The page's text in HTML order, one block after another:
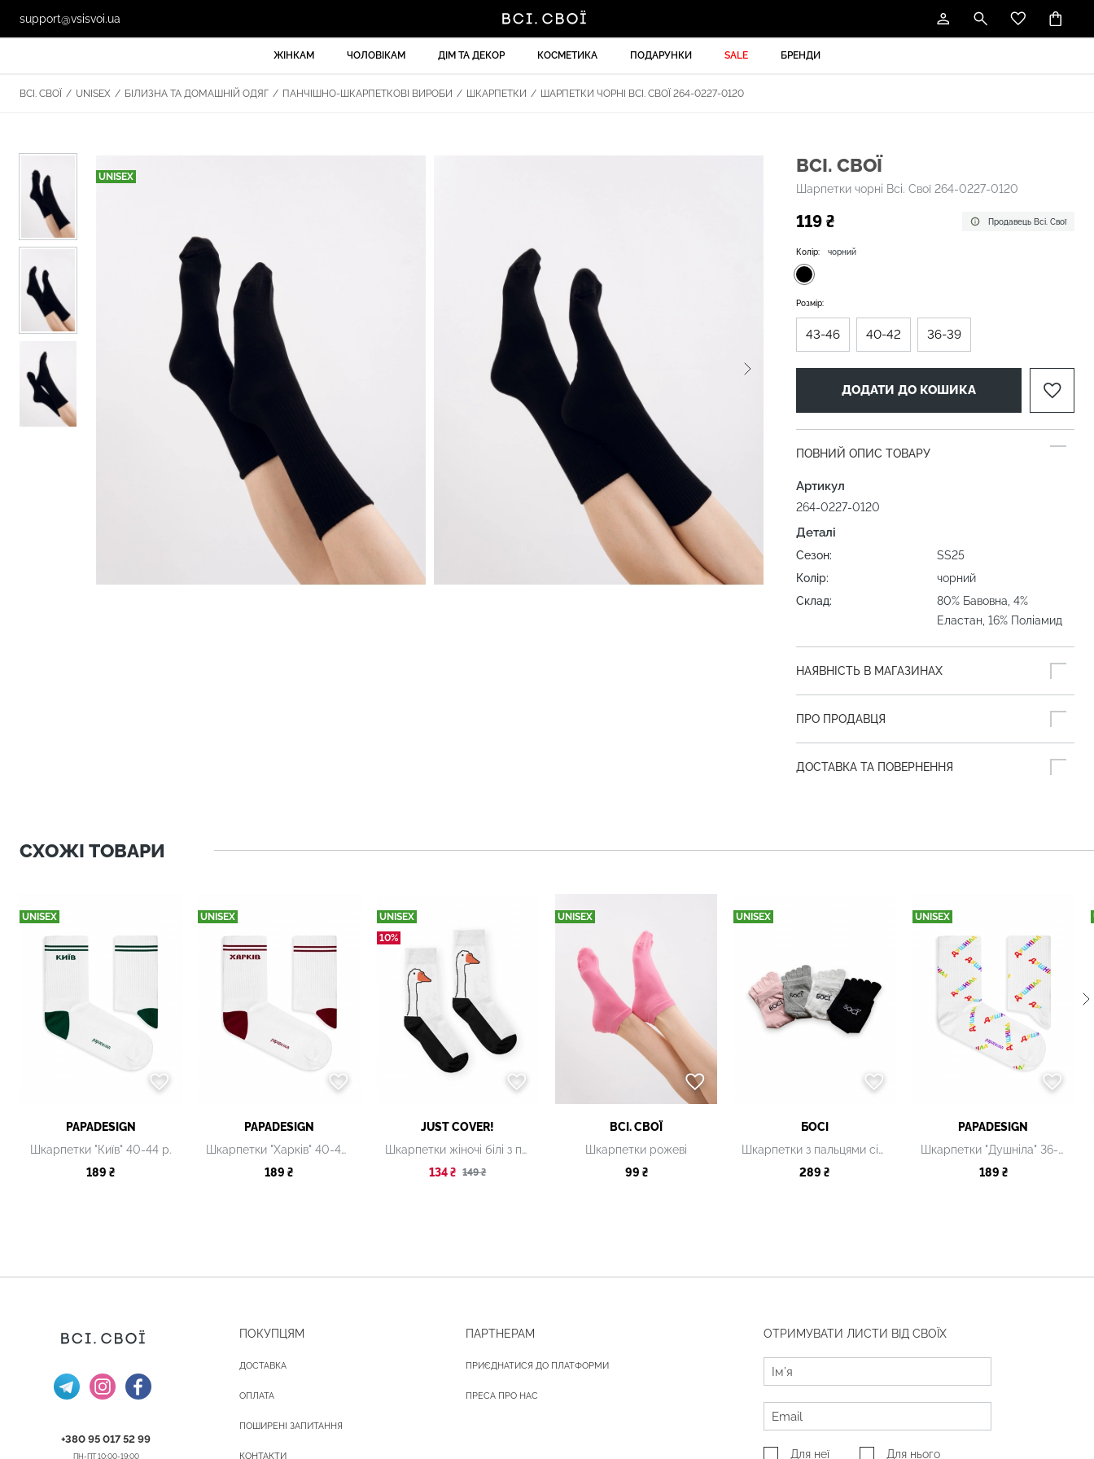
support@vsisvoi.ua
ЖІНКАМ ЧОЛОВІКАМ ДІМ ТА ДЕКОР КОСМЕТИКА ПОДАРУНКИ SALE БРЕНДИ
ВСІ. СВОЇ / UNISEX / БІЛИЗНА ТА ДОМАШНІЙ ОДЯГ / ПАНЧІШНО-ШКАРПЕТКОВІ ВИРОБИ / ШКАРПЕТКИ / ШАРПЕТКИ ЧОРНІ ВСІ. СВОЇ 264-0227-0120
UNISEX
ВСІ. СВОЇ
Шарпетки чорні Всі. Свої 264-0227-0120
119 ₴ Продавець Всі. Свої
Колір: чорний
Розмір:
43-46 40-42 36-39
ДОДАТИ ДО КОШИКА
ПОВНИЙ ОПИС ТОВАРУ
Артикул
264-0227-0120
Деталі
Сезон:
SS25
Колір:
чорний
Склад:
80% Бавовна, 4%
Еластан, 16% Поліамид
НАЯВНІСТЬ В МАГАЗИНАХ
ПРО ПРОДАВЦЯ
ДОСТАВКА ТА ПОВЕРНЕННЯ
СХОЖІ ТОВАРИ
UNISEX
PAPADESIGN
Шкарпетки "Київ" 40-44 р.
189 ₴
UNISEX
PAPADESIGN
Шкарпетки "Харків" 40-44 р.
189 ₴
UNISEX
10%
JUST COVER!
Шкарпетки жіночі білі з принтом
134 ₴ 149 ₴
UNISEX
ВСІ. СВОЇ
Шкарпетки рожеві
99 ₴
UNISEX
БОСІ
Шкарпетки з пальцями сірі
289 ₴
UNISEX
PAPADESIGN
Шкарпетки "Душніла" 36-40 р.
189 ₴
+380 95 017 52 99
ПН-ПТ 10:00-19:00
ПОКУПЦЯМ
ДОСТАВКА
ОПЛАТА
ПОШИРЕНІ ЗАПИТАННЯ
КОНТАКТИ
ПАРТНЕРАМ
ПРИЄДНАТИСЯ ДО ПЛАТФОРМИ
ПРЕСА ПРО НАС
ОТРИМУВАТИ ЛИСТИ ВІД СВОЇХ
Для неї Для нього